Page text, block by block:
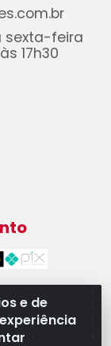
e de
sexta-feira
17h30
- CNPJ
- Parque